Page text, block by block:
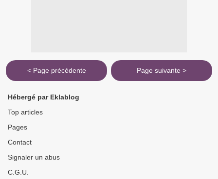
< Page précédente Page suivante >
Hébergé par Eklablog
Top articles
Pages
Contact
Signaler un abus
C.G.U.